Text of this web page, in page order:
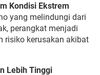
Kondisi Ekstrem
yang melindungi dari
perangkat menjadi
risiko kerusakan akibat
Lebih Tinggi